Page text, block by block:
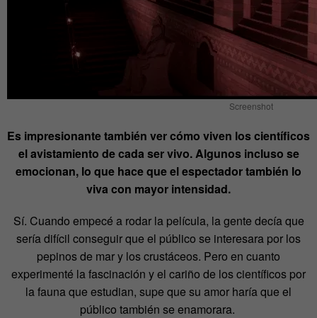
Screenshot
Es impresionante también ver cómo viven los científicos
el avistamiento de cada ser vivo. Algunos incluso se
emocionan, lo que hace que el espectador también lo
viva con mayor intensidad.
Sí. Cuando empecé a rodar la película, la gente decía que
sería difícil conseguir que el público se interesara por los
pepinos de mar y los crustáceos. Pero en cuanto
experimenté la fascinación y el cariño de los científicos por
la fauna que estudian, supe que su amor haría que el
público también se enamorara.